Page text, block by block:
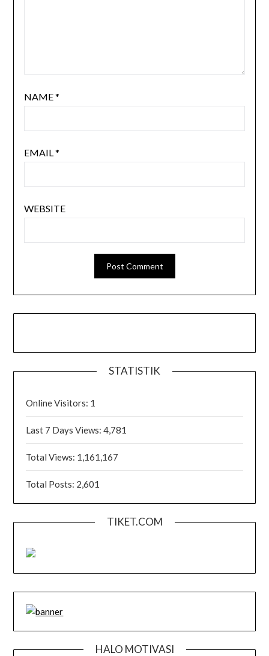
NAME*
EMAIL*
WEBSITE
STATISTIK
Online Visitors: 1
Last 7 Days Views:4,781
Total Views: 1,161,167
Total Posts: 2,601
TIKET.COM
HALO MOTIVASI